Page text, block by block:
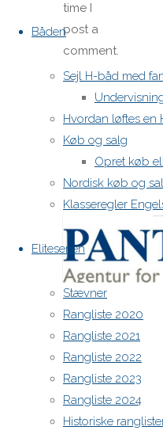
Båden
Sejl H-båd med
Hvordan løftes en
Køb og salg
Opret køb
Nordisk køb og
Klasseregler
Eliteserien
Stævner
Rangliste 2020
Rangliste 2021
Rangliste 2022
Rangliste 2023
Rangliste 2024
Historiske
time I
post a
comment.
H-båds kalenderen i